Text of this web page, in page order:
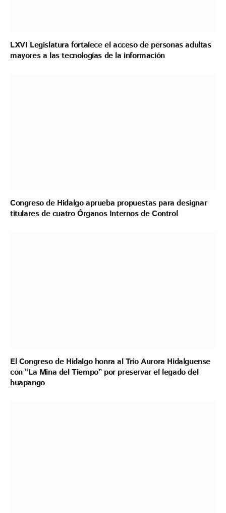
LXVI Legislatura fortalece el acceso de personas adultas
mayores a las tecnologías de la información
Congreso de Hidalgo aprueba propuestas para designar
titulares de cuatro Órganos Internos de Control
El Congreso de Hidalgo honra al Trío Aurora Hidalguense
con “La Mina del Tiempo” por preservar el legado del
huapango